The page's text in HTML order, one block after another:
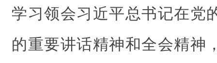
学习领会习近平总书记在党
的重要讲话精神和全会精神